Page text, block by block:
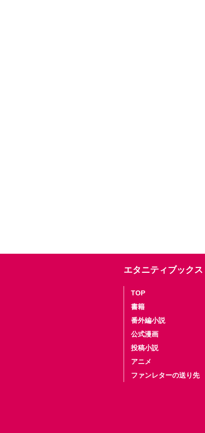
エタニティブックス
TOP
書籍
番外編小説
公式漫画
投稿小説
アニメ
ファンレターの送り先